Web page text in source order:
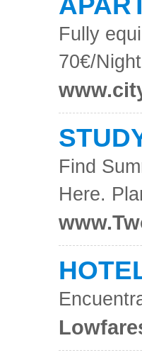
Fully
70€/Night
Find
Here.